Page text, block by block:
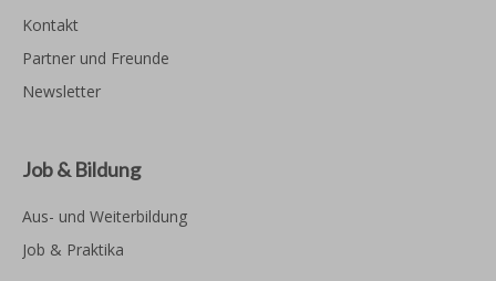
Kontakt
Partner und Freunde
Newsletter
Job & Bildung
Aus- und Weiterbildung
Job & Praktika